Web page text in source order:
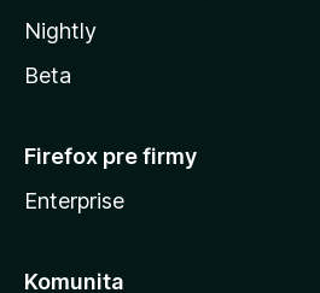
Nightly
Beta
Firefox pre firmy
Enterprise
Komunita